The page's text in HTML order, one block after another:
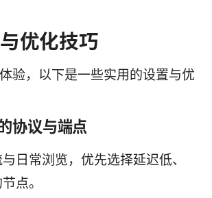
优化技巧
验，以下是一些实用的设置与优
协议与端点
日常浏览，优先选择延迟低、
点。